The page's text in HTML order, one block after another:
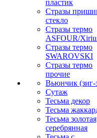
пластик
Стразы
стекло
Стразы термо
ASFOUR/
Стразы термо
SWAROVSKI
Стразы термо
прочие
Вьюнчик (зиг-
Сутаж
Тесьма декор
Тесьма
Тесьма
серебрянная